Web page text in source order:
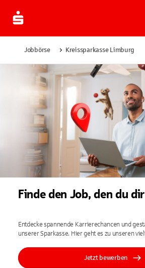
Jobbörse Kreissparkasse Limburg
Finde den Job, den du
Entdecke spannende Karrierechancen und
unserer Sparkasse. Hier geht es zu unseren
Jetzt bewerben